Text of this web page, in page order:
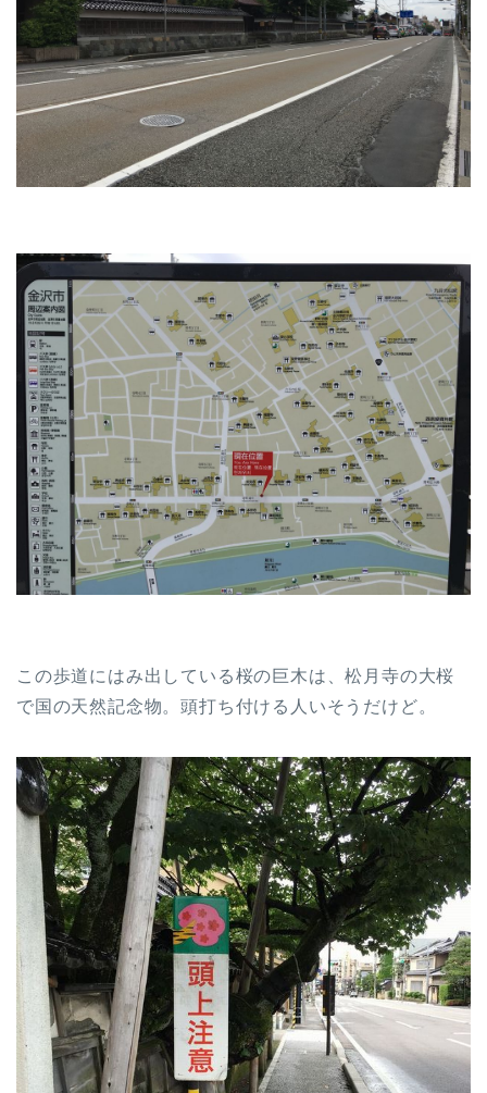
この歩道にはみ出している桜の巨木は、松月寺の大桜
で国の天然記念物。頭打ち付ける人いそうだけど。